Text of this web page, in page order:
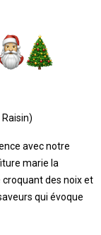
avec notre
marie la
des noix et
qui évoque